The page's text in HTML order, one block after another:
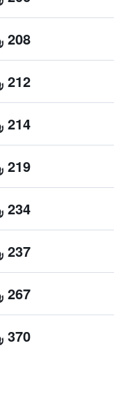
208 ﷼
212 ﷼
214 ﷼
219 ﷼
234 ﷼
237 ﷼
267 ﷼
370 ﷼